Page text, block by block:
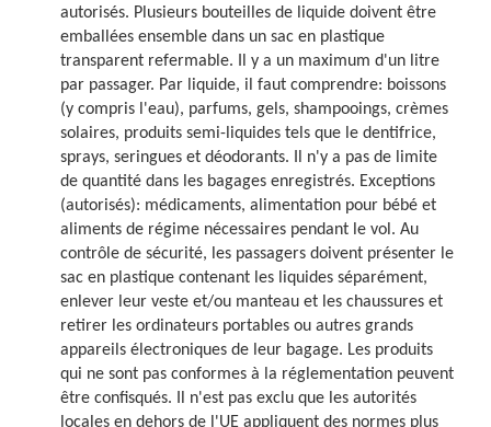
autorisés. Plusieurs bouteilles de liquide doivent être
emballées ensemble dans un sac en plastique
transparent refermable. Il y a un maximum d'un litre
par passager. Par liquide, il faut comprendre: boissons
(y compris l'eau), parfums, gels, shampooings, crèmes
solaires, produits semi-liquides tels que le dentifrice,
sprays, seringues et déodorants. Il n'y a pas de limite
de quantité dans les bagages enregistrés. Exceptions
(autorisés): médicaments, alimentation pour bébé et
aliments de régime nécessaires pendant le vol. Au
contrôle de sécurité, les passagers doivent présenter le
sac en plastique contenant les liquides séparément,
enlever leur veste et/ou manteau et les chaussures et
retirer les ordinateurs portables ou autres grands
appareils électroniques de leur bagage. Les produits
qui ne sont pas conformes à la réglementation peuvent
être confisqués. Il n'est pas exclu que les autorités
locales en dehors de l'UE appliquent des normes plus